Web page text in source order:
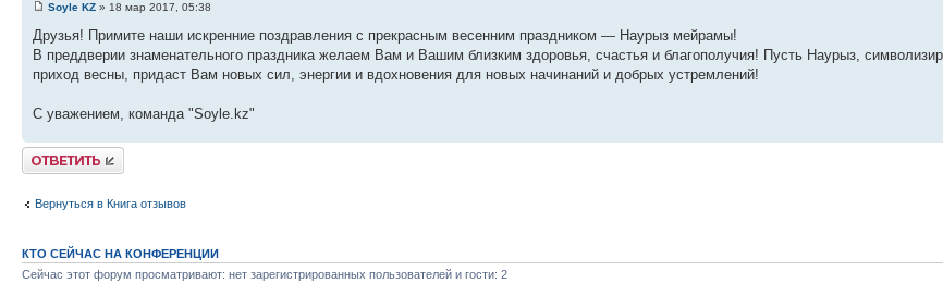
Soyle KZ » 18 мар 2017, 05:38
Друзья! Примите наши искренние поздравления с прекрасным весенним праздником — Наурыз мейрамы!
В преддверии знаменательного праздника желаем Вам и Вашим близким здоровья, счастья и благополучия! Пусть Наурыз,
приход весны, придаст Вам новых сил, энергии и вдохновения для новых начинаний и добрых устремлений!
С уважением, команда "Soyle.kz"
Ответить
Вернуться в Книга отзывов
КТО СЕЙЧАС НА КОНФЕРЕНЦИИ
Сейчас этот форум просматривают: нет зарегистрированных пользователей и гости: 2